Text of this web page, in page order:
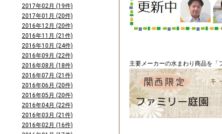
主要メーカーの水まわり商品を「
2017年02月 (19件)
2017年01月 (20件)
2016年12月 (20件)
2016年11月 (21件)
2016年10月 (24件)
2016年09月 (22件)
2016年08月 (18件)
2016年07月 (21件)
2016年06月 (20件)
2016年05月 (20件)
2016年04月 (22件)
2016年03月 (21件)
2016年02月 (16件)